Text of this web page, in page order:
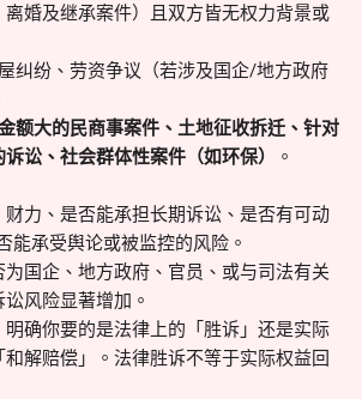
婚及继承案件）且双方皆无权力背景或
纠纷、劳资争议（若涉及国企/地方政府
额大的民商事案件、土地征收拆迁、针对
讼、社会群体性案件（如环保）
。
财力、是否能承担长期诉讼、是否有可动
能承受舆论或被监控的风险。
国企、地方政府、官员、或与司法有关
风险显著增加。
明确你要的是法律上的「胜诉」还是实际
解赔偿」。法律胜诉不等于实际权益回